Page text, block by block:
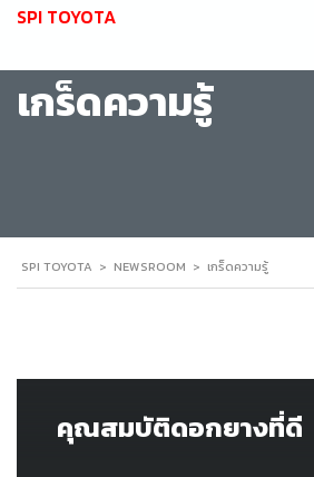
SPI TOYOTA
เกร็ดความรู้
SPI TOYOTA > NEWSROOM > เกร็ดความรู้
คุณสมบัติดอกยางที่ดี